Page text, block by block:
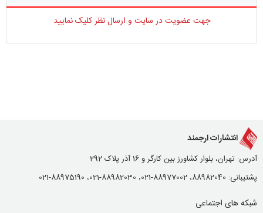
جهت عضویت در سایت و ارسال نظر کلیک نمایید
انتشارات ارجمند
آدرس: تهران، بلوار کشاورز بین کارگر و 16 آذر پلاک 292
پشتیبانی: 88982040، 88977002-021، 88982030-021، 88975190-021
شبکه های اجتماعی